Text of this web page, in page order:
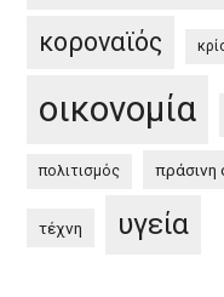
κοροναϊός
οικονομία
πολιτισμός πράσινη
τέχνη υγεία